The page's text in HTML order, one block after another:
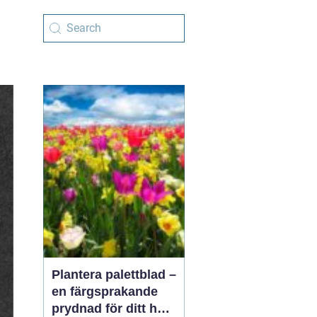
Plantera palettblad –
en färgsprakande
prydnad för ditt hem